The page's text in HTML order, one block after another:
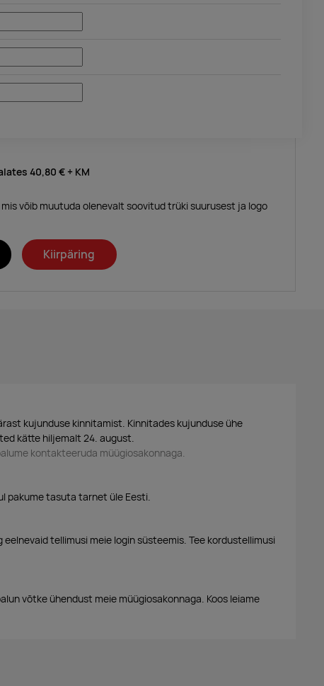
40,80 € + KM
võib muutuda olenevalt soovitud trüki suurusest ja logo
Kiirpäring
kujunduse kinnitamist. Kinnitades kujunduse ühe
kätte hiljemalt 24. august.
kontakteeruda müügiosakonnaga.
pakume tasuta tarnet üle Eesti.
eelnevaid tellimusi meie login süsteemis. Tee kordustellimusi
võtke ühendust meie müügiosakonnaga. Koos leiame